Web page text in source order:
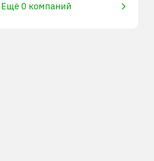
Ещё 0 компаний